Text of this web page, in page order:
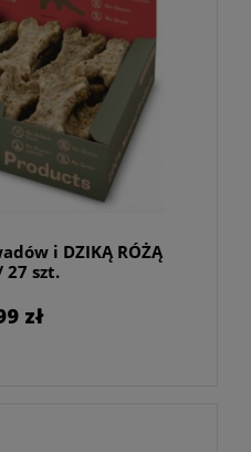
i DZIKĄ RÓŻĄ
27 szt.
zł